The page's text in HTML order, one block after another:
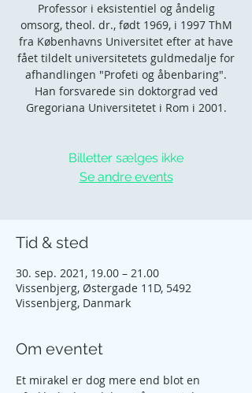
Professor i eksistentiel og åndelig
omsorg, theol. dr., født 1969, i 1997 ThM
fra Københavns Universitet efter at have
fået tildelt universitetets guldmedalje for
afhandlingen "Profeti og åbenbaring".
Han forsvarede sin doktorgrad ved
Gregoriana Universitetet i Rom i 2001.
Billetter sælges ikke
Se andre events
Tid & sted
30. sep. 2021, 19.00 – 21.00
Vissenbjerg, Østergade 11D, 5492
Vissenbjerg, Danmark
Om eventet
Et mirakel er dog mere end blot en